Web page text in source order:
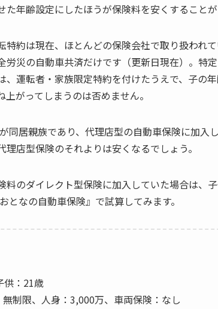
た年齢設定にしたほうが保険料を安くすることが
特約は現在、ほとんどの保険会社で取り扱われ
労災の自動車共済だけです（更新日現在）。特
、運転者・家族限定特約を付けたうえで、子の
がってしまうのは否めません。
同居親族であり、代理店型の自動車保険に加入
店型保険のそれよりは安くなるでしょう。
料のダイレクト型保険に加入していた場合は、
となの自動車保険』で試算してみます。
供：21歳
制限、人身：3,000万、車両保険：なし